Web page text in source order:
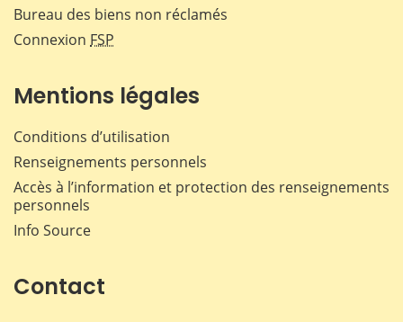
Bureau des biens non réclamés
Connexion FSP
Mentions légales
Conditions d’utilisation
Renseignements personnels
Accès à l’information et protection des renseignements
personnels
Info Source
Contact